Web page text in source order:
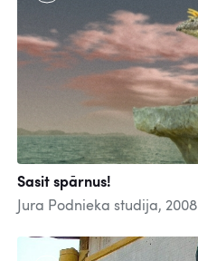
Sasit spārnus!
Jura Podnieka studija, 2008